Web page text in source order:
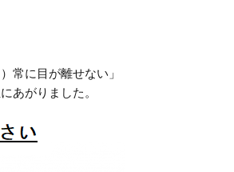
常に目が離せない」
あがりました。